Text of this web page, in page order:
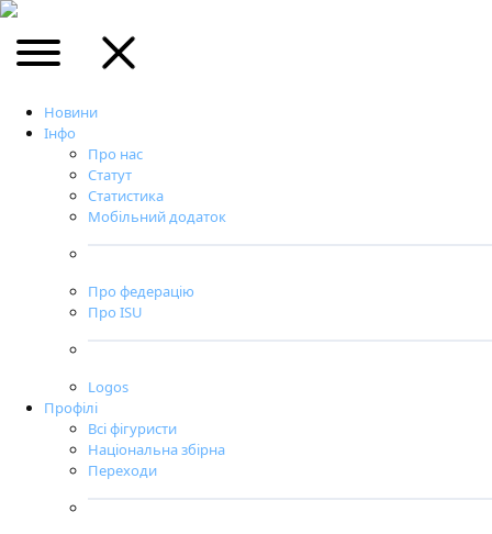
Новини
Інфо
Про нас
Статут
Статистика
Мобільний додаток
Про федерацію
Про ISU
Logos
Профілі
Всі фігуристи
Національна збірна
Переходи